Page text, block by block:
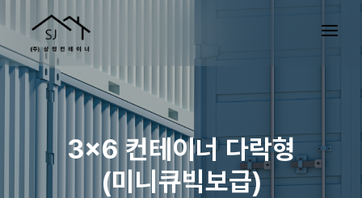
3×6 컨테이너 다락형
(미니큐빅보급)